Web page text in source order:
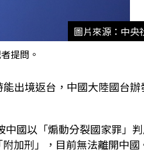
圖片來源：中央
提問。
出境返台，中國大陸國台辦
國以「煽動分裂國家罪」
加刑」，目前無法離開中國